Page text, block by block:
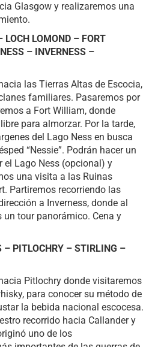
Glasgow y realizaremos una
LOCH LOMOND – FORT
– INVERNESS –
las Tierras Altas de Escocia,
familiares. Pasaremos por
a Fort William, donde
para almorzar. Por la tarde,
del Lago Ness en busca
“Nessie”. Podrán hacer un
el Lago Ness (opcional) y
una visita a las Ruinas
Partiremos recorriendo las
a Inverness, donde al
un tour panorámico. Cena y
– PITLOCHRY – STIRLING –
Pitlochry donde visitaremos
para conocer su método de
la bebida nacional escocesa.
recorrido hacia Callander y
uno de los